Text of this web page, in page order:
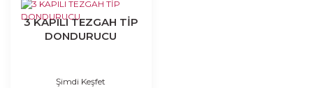
3 KAPILI TEZGAH TİP
DONDURUCU
Şimdi Keşfet